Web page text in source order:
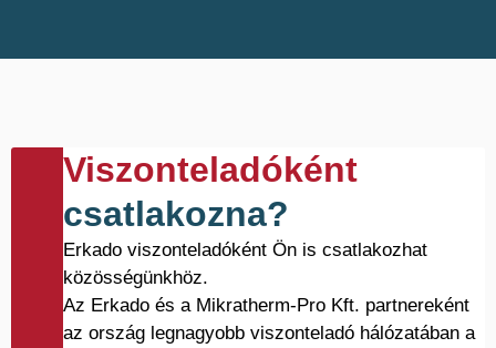
Viszonteladóként
csatlakozna?
Erkado viszonteladóként Ön is csatlakozhat
közösségünkhöz.
Az Erkado és a Mikratherm-Pro Kft. partnereként
az ország legnagyobb viszonteladó hálózatában a